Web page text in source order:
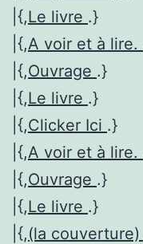
|{,Le livre .}
|{,A voir et à lire.
|{,Ouvrage .}
|{,Le livre .}
|{,Clicker Ici .}
|{,A voir et à lire.
|{,Ouvrage .}
|{,Le livre .}
|{,(la couverture)